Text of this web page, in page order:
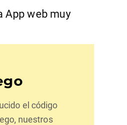
App web muy
el código
nuestros